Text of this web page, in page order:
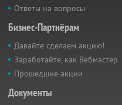
Ответы на вопросы
Бизнес-Партнёрам
Давайте сделаем акцию!
Заработайте, как Вебмастер
Прошедшие акции
Документы